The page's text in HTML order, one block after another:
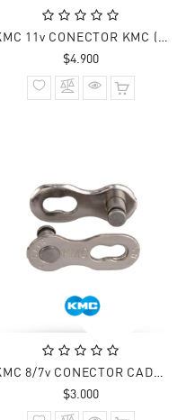
KMC 11v CONECTOR KMC (1 UNIDAD)
$4.900Precio
normal
KMC 8/7v CONECTOR CADENA KMC COMPATIBLE
$3.000Precio
normal